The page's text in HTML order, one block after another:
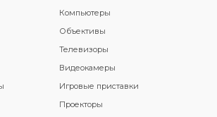
Компьютеры
Объективы
Телевизоры
Видеокамеры
Игровые приставки
Проекторы